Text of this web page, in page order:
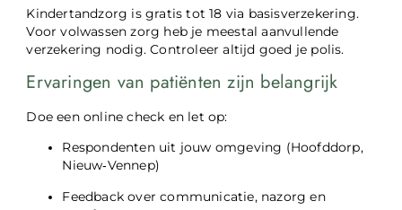
Kindertandzorg is gratis tot 18 via basisverzekering.
Voor volwassen zorg heb je meestal aanvullende
verzekering nodig. Controleer altijd goed je polis.
Ervaringen van patiënten zijn belangrijk
Doe een online check en let op:
Respondenten uit jouw omgeving (Hoofddorp,
Nieuw‑Vennep)
Feedback over communicatie, nazorg en